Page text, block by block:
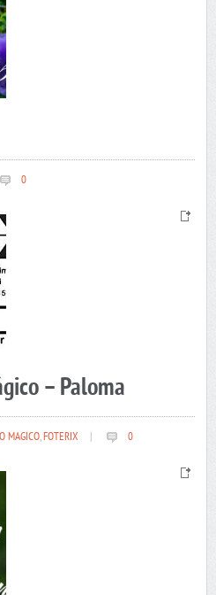
0
– Paloma
MAGICO,FOTERIX 0